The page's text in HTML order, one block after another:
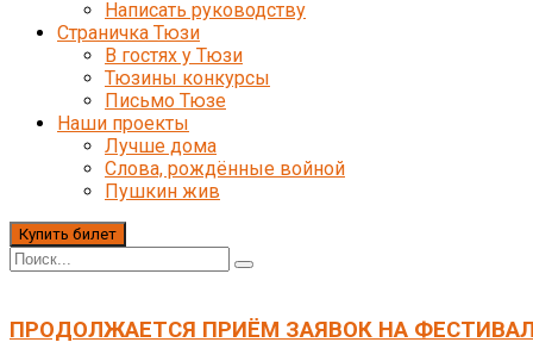
Написать руководству
Страничка Тюзи
В гостях у Тюзи
Тюзины конкурсы
Письмо Тюзе
Наши проекты
Лучше дома
Слова, рождённые войной
Пушкин жив
Купить билет
ПРОДОЛЖАЕТСЯ ПРИЁМ ЗАЯВОК НА